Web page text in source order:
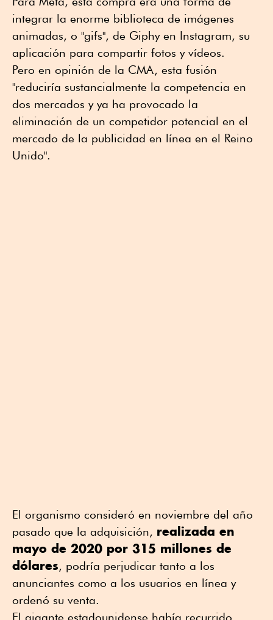
integrar la enorme biblioteca de imágenes
animadas, o "gifs", de Giphy en Instagram, su
aplicación para compartir fotos y vídeos.
Pero en opinión de la CMA, esta fusión
"reduciría sustancialmente la competencia en
dos mercados y ya ha provocado la
eliminación de un competidor potencial en el
mercado de la publicidad en línea en el Reino
Unido".
El organismo consideró en noviembre del año
pasado que la adquisición, realizada en
mayo de 2020 por 315 millones de
dólares, podría perjudicar tanto a los
anunciantes como a los usuarios en línea y
ordenó su venta.
El gigante estadounidense había recurrido